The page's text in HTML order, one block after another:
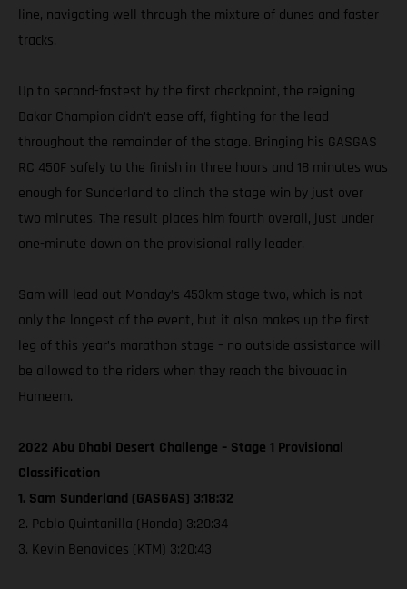
line, navigating well through the mixture of dunes and faster
tracks.
Up to second-fastest by the first checkpoint, the reigning
Dakar Champion didn’t ease off, fighting for the lead
throughout the remainder of the stage. Bringing his GASGAS
RC 450F safely to the finish in three hours and 18 minutes was
enough for Sunderland to clinch the stage win by just over
two minutes. The result places him fourth overall, just under
one-minute down on the provisional rally leader.
Sam will lead out Monday’s 453km stage two, which is not
only the longest of the event, but it also makes up the first
leg of this year’s marathon stage – no outside assistance will
be allowed to the riders when they reach the bivouac in
Hameem.
2022 Abu Dhabi Desert Challenge – Stage 1 Provisional
Classification
1. Sam Sunderland (GASGAS) 3:18:32
2. Pablo Quintanilla (Honda) 3:20:34
3. Kevin Benavides (KTM) 3:20:43